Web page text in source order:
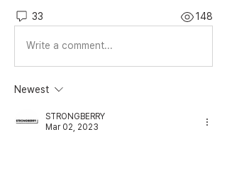
33 148
Write a comment...
Newest
STRONGBERRY
Mar 02, 2023